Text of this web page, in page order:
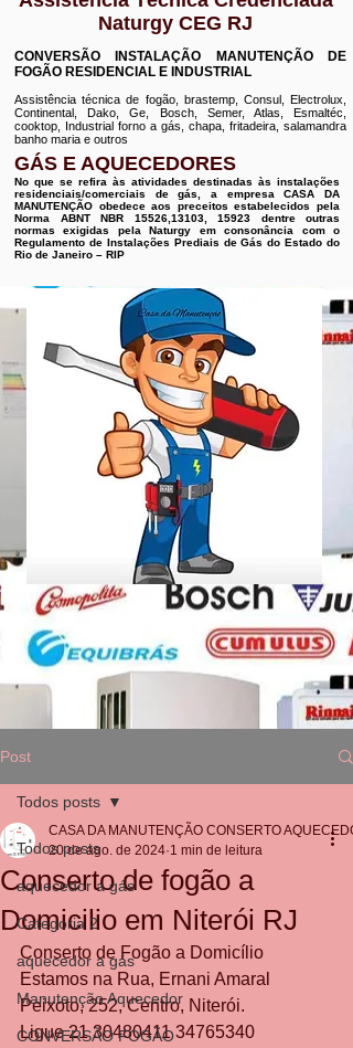
Naturgy CEG RJ
CONVERSÃO INSTALAÇÃO MANUTENÇÃO DE
FOGÃO RESIDENCIAL E INDUSTRIAL
Assistência técnica de fogão, brastemp, Consul, Electrolux,
Continental, Dako, Ge, Bosch, Semer, Atlas, Esmaltéc,
cooktop, Industrial forno a gás, chapa, fritadeira, salamandra
banho maria e outros
GÁS E AQUECEDORES
No que se refira às atividades destinadas às instalações
residenciais/comerciais de gás, a empresa CASA DA
MANUTENÇÃO obedece aos preceitos estabelecidos pela
Norma ABNT NBR 15526,13103, 15923 dentre outras
normas exigidas pela Naturgy em consonância com o
Regulamento de Instalações Prediais de Gás do Estado do
Rio de Janeiro – RIP
Post
Todos posts
aquecedor a gás
Categoria 2
aquecedor a gás
Manutenção Aquecedor
CONVERSÃO FOGÃO
Todos posts
Conserto de fogão a
Domicilio em Niterói RJ
CASA DA MANUTENÇÃO CONSERTO
20 de ago. de 2024 1 min de leitura
Conserto de Fogão a Domicílio
Estamos na Rua, Ernani Amaral
Peixoto, 252, Centro, Niterói.
Ligue 21 30480411 34765340